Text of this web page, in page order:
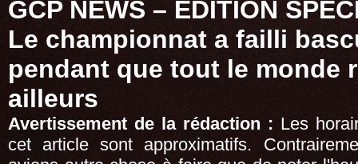
GCP NEWS – ÉDITION
Le championnat a failli
pendant que tout le monde
ailleurs
Avertissement de la rédaction : Les
cet article sont approximatifs.